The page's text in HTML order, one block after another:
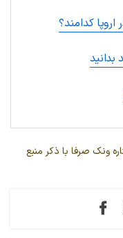
کدامند؟
بدانید
ونک صرفا با ذکر منبع